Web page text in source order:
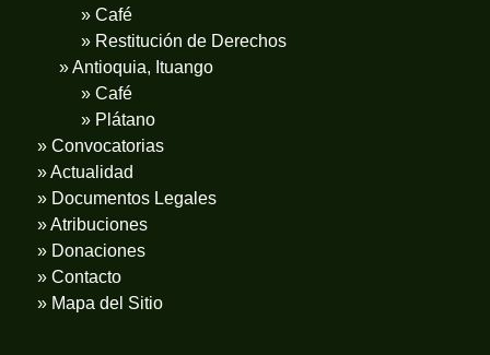
» Café
» Restitución de Derechos
» Antioquia, Ituango
» Café
» Plátano
» Convocatorias
» Actualidad
» Documentos Legales
» Atribuciones
» Donaciones
» Contacto
» Mapa del Sitio